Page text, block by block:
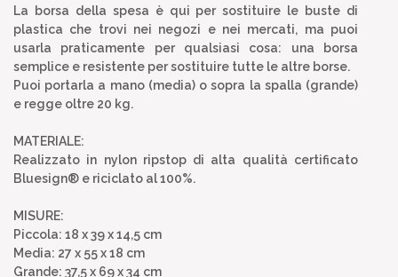
La borsa della spesa è qui per sostituire le buste di
plastica che trovi nei negozi e nei mercati, ma puoi
usarla praticamente per qualsiasi cosa: una borsa
semplice e resistente per sostituire tutte le altre borse.
Puoi portarla a mano (media) o sopra la spalla (grande)
e regge oltre 20 kg.
MATERIALE:
Realizzato in nylon ripstop di alta qualità certificato
Bluesign® e riciclato al 100%.
MISURE:
Piccola: 18 x 39 x 14,5 cm
Media: 27 x 55 x 18 cm
Grande: 37,5 x 69 x 34 cm